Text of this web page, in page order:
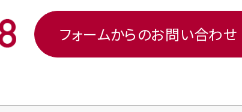
フォームからのお問い合わせ